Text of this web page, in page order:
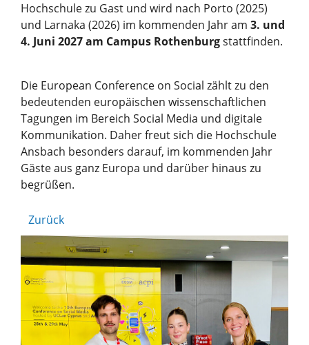
Hochschule zu Gast und wird nach Porto (2025)
und Larnaka (2026) im kommenden Jahr am 3. und
4. Juni 2027 am Campus Rothenburgstattfinden.
Die European Conference on Social zählt zu den
bedeutenden europäischen wissenschaftlichen
Tagungen im Bereich Social Media und digitale
Kommunikation. Daher freut sich die Hochschule
Ansbach besonders darauf, im kommenden Jahr
Gäste aus ganz Europa und darüber hinaus zu
begrüßen.
Zurück